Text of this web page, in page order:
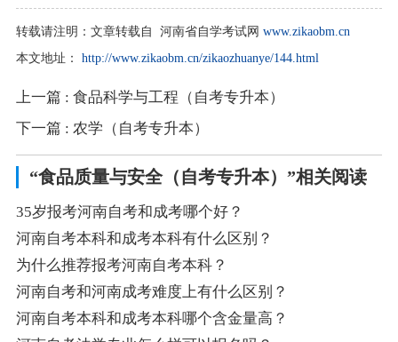
转载请注明： 文章转载自 河南省自学考试网 www.zikaobm.cn
本文地址：
http://www.zikaobm.cn/zikaozhuanye/144.html
上一篇 : 食品科学与工程（自考专升本）
下一篇 : 农学（自考专升本）
“食品质量与安全（自考专升本）”相关阅读
35岁报考河南自考和成考哪个好？
河南自考本科和成考本科有什么区别？
为什么推荐报考河南自考本科？
河南自考和河南成考难度上有什么区别？
河南自考本科和成考本科哪个含金量高？